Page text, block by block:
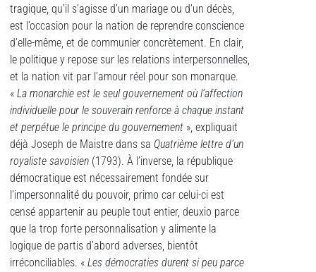
tragique, qu’il s’agisse d’un mariage ou d’un décès,
est l’occasion pour la nation de reprendre conscience
d’elle-même, et de communier concrètement. En clair,
le politique y repose sur les relations interpersonnelles,
et la nation vit par l’amour réel pour son monarque.
« La monarchie est le seul gouvernement où l’affection
individuelle pour le souverain renforce à chaque instant
et perpétue le principe du gouvernement », expliquait
déjà Joseph de Maistre dans sa Quatrième lettre d’un
royaliste savoisien (1793). À l’inverse, la république
démocratique est nécessairement fondée sur
l’impersonnalité du pouvoir, primo car celui-ci est
censé appartenir au peuple tout entier, deuxio parce
que la trop forte personnalisation y alimente la
logique de partis d’abord adverses, bientôt
irréconciliables. « Les démocraties durent si peu parce